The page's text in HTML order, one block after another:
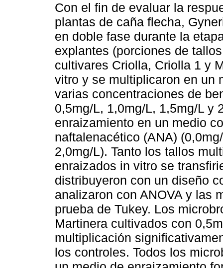
Con el fin de evaluar la
plantas de caña flecha,
en doble fase durante la
explantes (porciones de
cultivares Criolla, Criolla 1 y
vitro y se multiplicaron en un
varias concentraciones de
0,5mg/L, 1,0mg/L, 1,5mg/L y
enraizamiento en un medio
naftalenacético (ANA)
2,0mg/L). Tanto los tallos
enraizados in vitro se
distribuyeron con un diseño
analizaron con ANOVA y las
prueba de Tukey. Los
Martinera cultivados con
multiplicación
los controles. Todos los